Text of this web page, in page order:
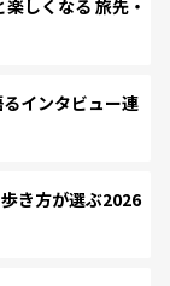
しくなる 旅先・
インタビュー連
き方が選ぶ2026